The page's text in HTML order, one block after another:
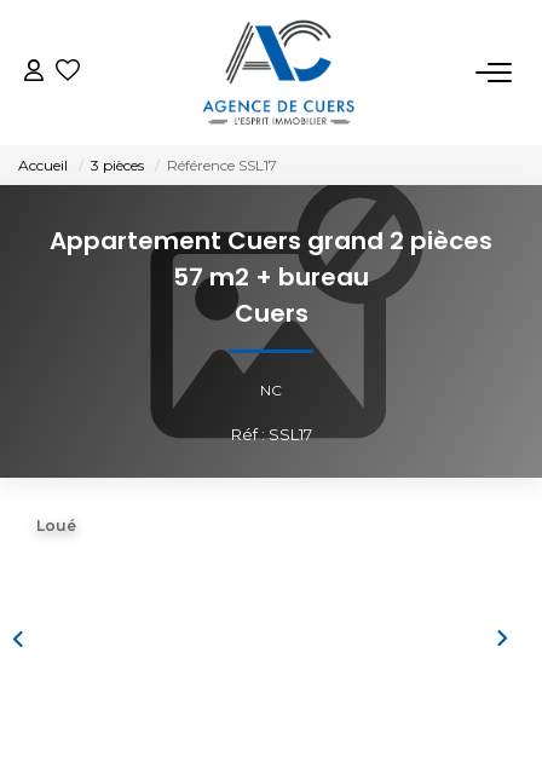
VENTES
LOCATIONS
ESTIMATION
BIENS VENDUS
NOTRE AGENCE
CONTACT
Accueil 3 pièces Référence SSL17
Appartement Cuers grand 2 pièces
57 m2 + bureau
Cuers
NC
Réf : SSL17
Loué